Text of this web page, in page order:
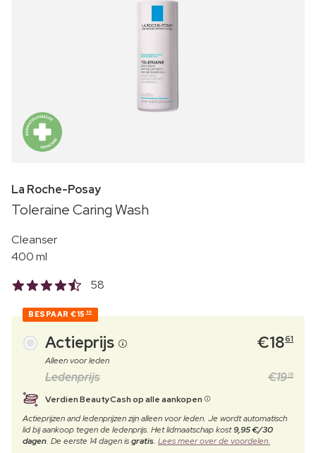
La Roche-Posay
Toleraine Caring Wash
Cleanser
400 ml
58
BESPAAR €15 88
Actieprijs €1861
Alleen voor leden
Ledenprijs €19 19
Verdien BeautyCash op alle aankopen
Actieprijzen and ledenprijzen zijn alleen voor leden. Je wordt automatisch
lid bij aankoop tegen de ledenprijs. Het lidmaatschap kost9,95 €/30
dagen. De eerste 14 dagen isgratis. Lees meer over de voordelen.